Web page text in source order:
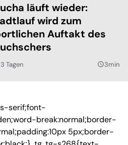
läuft wieder:
wird zum
Auftakt des
Tagen query_builder3min
serif;font-
break:normal;border-
5px;border-